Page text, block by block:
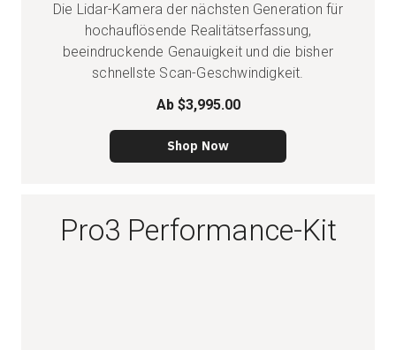
Die Lidar-Kamera der nächsten Generation für
hochauflösende Realitätserfassung,
beeindruckende Genauigkeit und die bisher
schnellste Scan-Geschwindigkeit.
Ab $3,995.00
Shop Now
Pro3 Performance-Kit